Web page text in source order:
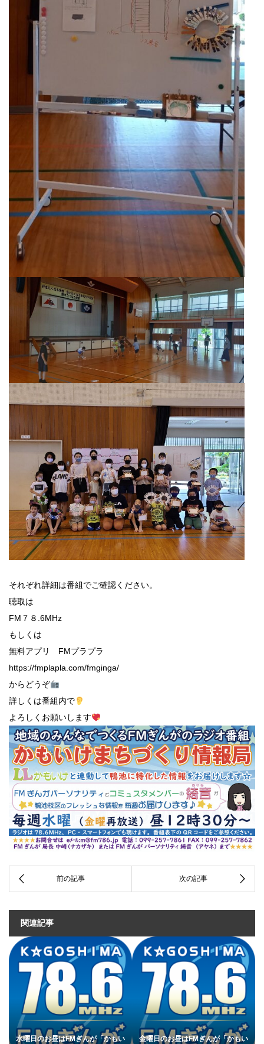
それぞれ詳細は番組でご確認ください。
聴取は
FM７８.6MHz
もしくは
無料アプリ FMプラプラ
https://fmplapla.com/fmginga/
からどうぞ
詳しくは番組内で
よろしくお願いします
関連記事
水曜日のお昼はFMぎんが「かもい
金曜日のお昼はFMぎんが「かもい